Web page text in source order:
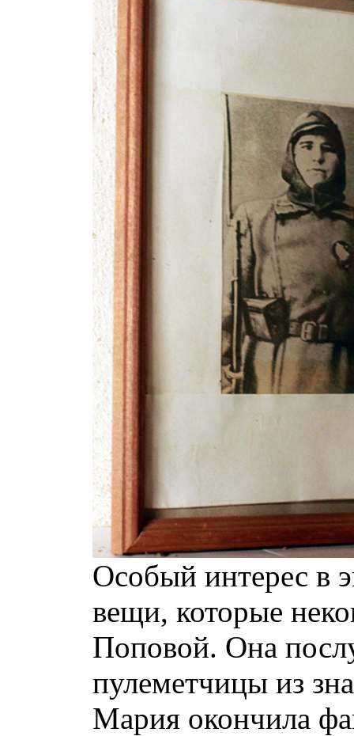
Особый интерес в
вещи, которые
Поповой. Она
пулеметчицы из
Мария окончила